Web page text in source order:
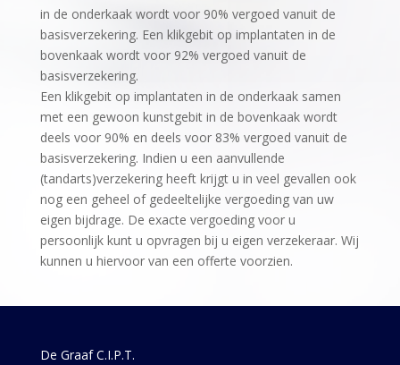
in de onderkaak wordt voor 90% vergoed vanuit de
basisverzekering. Een klikgebit op implantaten in de
bovenkaak wordt voor 92% vergoed vanuit de
basisverzekering.
Een klikgebit op implantaten in de onderkaak samen
met een gewoon kunstgebit in de bovenkaak wordt
deels voor 90% en deels voor 83% vergoed vanuit de
basisverzekering. Indien u een aanvullende
(tandarts)verzekering heeft krijgt u in veel gevallen ook
nog een geheel of gedeeltelijke vergoeding van uw
eigen bijdrage. De exacte vergoeding voor u
persoonlijk kunt u opvragen bij u eigen verzekeraar. Wij
kunnen u hiervoor van een offerte voorzien.
De Graaf C.I.P.T.